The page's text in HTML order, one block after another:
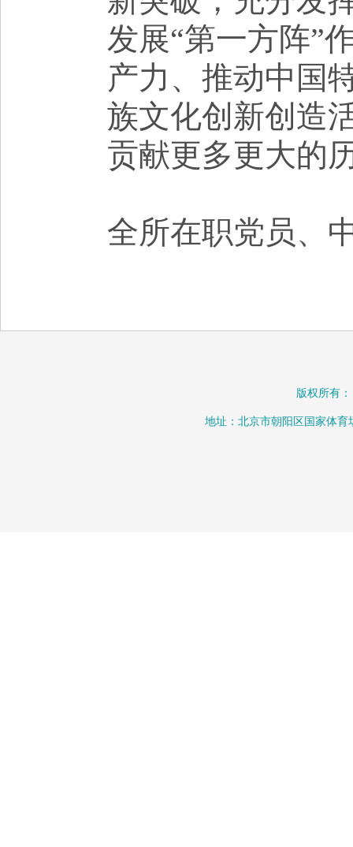
发展“第一方阵”
产力、推动中国
族文化创新创造
贡献更多更大的
全所在职党员、
版权所有
地址：北京市朝阳区国家体